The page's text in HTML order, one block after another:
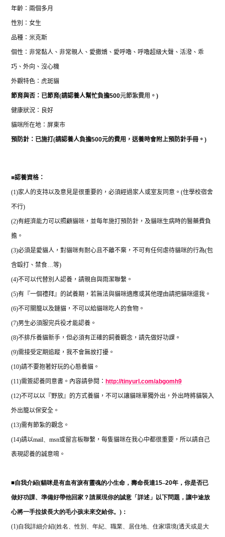
年齡：兩個多月
性別：女生
品種：米克斯
個性： 非常黏人、非常親人、愛撒嬌、愛呼嚕、呼嚕超級大聲、活潑、乖
巧、外向、沒心機
外觀特色：虎斑貓
節育與否： 已節育(請認養人幫忙負擔500元節紮費用。 )
健康狀況：良好
貓咪所在地：屏東市
預防針：已施打(請認養人負擔500元的費用，送養時會附上預防針手冊。 )
■認養資格：
(1)家人的支持以及意見是很重要的，必須經過家人或室友同意。 (住學校宿舍
不行)
(2)有經濟能力可以照顧貓咪，並每年施打預防針，及貓咪生病時的醫藥費負
擔。
(3)必須是愛貓人，對貓咪有耐心且不離不棄，不可有任何虐待貓咪的行為(包
含毆打、禁食…等)
(4)不可以代替別人認養，請親自與雨潔聯繫。
(5)有『一個禮拜』的試養期，若無法與貓咪適應或其他理由請把貓咪還我。
(6)不可關籠以及鏈貓，不可以給貓咪吃人的食物。
(7)男生必須服完兵役才能認養。
(8)不排斥養貓新手，但必須有正確的飼養觀念，請先做好功課。
(9)需接受定期追蹤，我不會無故打擾。
(10)請不要抱著好玩的心態養貓。
(11)需簽認養同意書。內容請參閱： http://tinyurl.com/abgomh9
(12)不可以以『野放』的方式養貓，不可以讓貓咪單獨外出，外出時將貓裝入
外出籠以保安全。
(13)需有節紮的觀念。
(14)請以mail、 msn或留言板聯繫，每隻貓咪在我心中都很重要，所以請自己
表現認養的誠意唷。
■自我介紹(貓咪是有血有淚有靈魂的小生命，壽命長達15–20年，你是否已
做好功課、準備好帶他回家？請展現你的誠意「詳述」以下問題，讓中途放
心將一手拉拔長大的毛小孩未來交給你。)：
(1)自我詳細介紹(姓名、性別、年紀、職業、居住地、住家環境(透天或是大